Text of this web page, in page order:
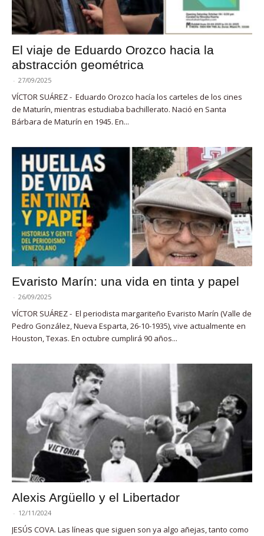
El viaje de Eduardo Orozco hacia la
abstracción geométrica
- 27/09/2025
VÍCTOR SUÁREZ - Eduardo Orozco hacía los carteles de los cines
de Maturín, mientras estudiaba bachillerato. Nació en Santa
Bárbara de Maturín en 1945. En...
Evaristo Marín: una vida en tinta y papel
- 26/09/2025
VÍCTOR SUÁREZ - El periodista margariteño Evaristo Marín (Valle de
Pedro González, Nueva Esparta, 26-10-1935), vive actualmente en
Houston, Texas. En octubre cumplirá 90 años...
Alexis Argüello y el Libertador
- 12/11/2024
JESÚS COVA. Las líneas que siguen son ya algo añejas, tanto como